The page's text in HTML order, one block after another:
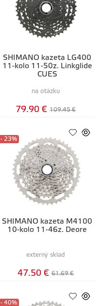
SHIMANO kazeta LG400
11-kolo 11-50z. Linkglide
CUES
na otázku
79.90 € 109.45 €
SHIMANO kazeta M4100
10-kolo 11-46z. Deore
- 23%
externý sklad
47.50 € 61.69 €
- 40%